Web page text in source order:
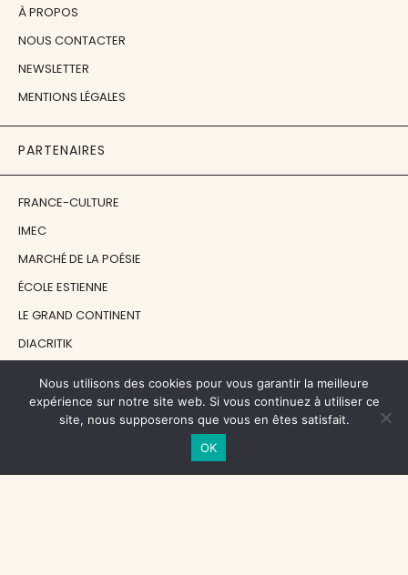
À PROPOS
NOUS CONTACTER
NEWSLETTER
MENTIONS LÉGALES
PARTENAIRES
FRANCE-CULTURE
IMEC
MARCHÉ DE LA POÉSIE
ÉCOLE ESTIENNE
LE GRAND CONTINENT
DIACRITIK
NOS SOUTIENS
CENTRE NATIONAL DU LIVRE
Nous utilisons des cookies pour vous garantir la meilleure
expérience sur notre site web. Si vous continuez à utiliser ce
site, nous supposerons que vous en êtes satisfait.
OK